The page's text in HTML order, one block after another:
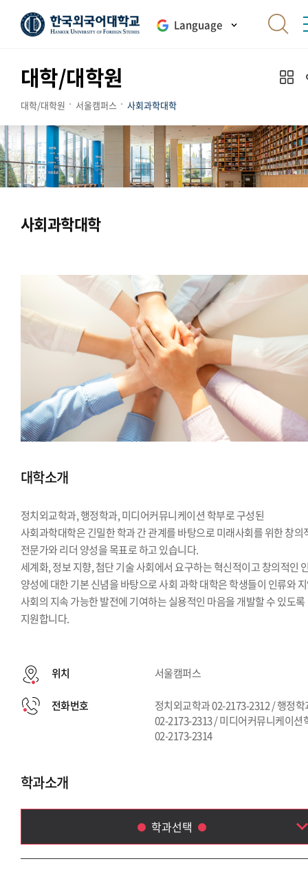
Language
대학/대학원
대학/대학원 서울캠퍼스 사회과학대학
사회과학대학
대학소개
정치외교학과, 행정학과, 미디어커뮤니케이션 학부로 구성된
사회과학대학은 긴밀한 학과 간 관계를 바탕으로 미래사회를 위한 창의
전문가와 리더 양성을 목표로 하고 있습니다.
세계화, 정보 지향, 첨단 기술 사회에서 요구하는 혁신적이고 창의적인
양성에 대한 기본 신념을 바탕으로 사회 과학 대학은 학생들이 인류와
사회의 지속 가능한 발전에 기여하는 실용적인 마음을 개발할 수 있도록
지원합니다.
위치 서울캠퍼스
전화번호
정치외교학과 02-2173-2312 / 행정학
02-2173-2313 / 미디어커뮤니케이션
02-2173-2314
학과소개
학과선택
정치외교학과